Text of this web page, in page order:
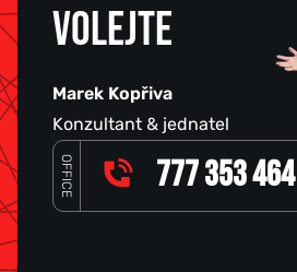
VOLEJTE
Marek Kopřiva
Konzultant & jednatel
OFFICE 777 353 464